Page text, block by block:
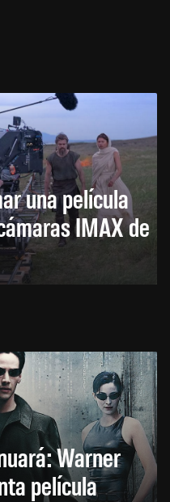
una película
IMAX de
Warner
película